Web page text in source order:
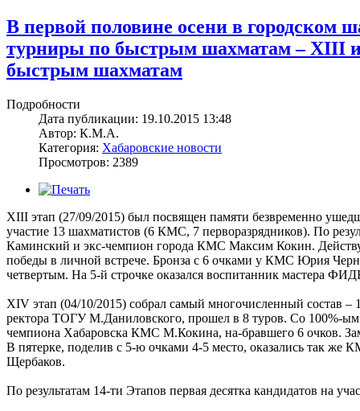
В первой половине осени в городском
турниры по быстрым шахматам – XIII и
быстрым шахматам
Подробности
Дата публикации: 19.10.2015 13:48
Автор: К.М.А.
Категория: Хабаровские новости
Просмотров: 2389
XIII этап (27/09/2015) был посвящен памяти безвременно
участие 13 шахматистов (6 КМС, 7 перворазрядников). По
Каминский и экс-чемпион города КМС Максим Кокин.
победы в личной встрече. Бронза с 6 очками у КМС Юрия
четвертым. На 5-й строчке оказался воспитанник мастера
XIV этап (04/10/2015) собрал самый многочисленный
ректора ТОГУ М.Даниловского, прошел в 8 туров. Со 100%-
чемпиона Хабаровска КМС М.Кокина, на-бравшего 6 очков.
В пятерке, поделив с 5-ю очками 4-5 место, оказались так
Щербаков.
По результатам 14-ти Этапов первая десятка кандидатов на